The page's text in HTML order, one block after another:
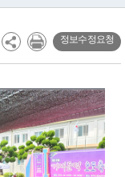
정보수정요청